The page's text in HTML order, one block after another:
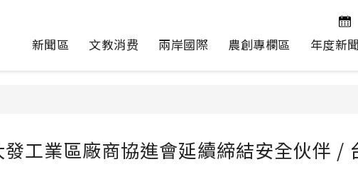
新聞區 文教消费 兩岸國際 農創專欄區 年度新聞
工業區廠商協進會延續締結安全伙伴 /